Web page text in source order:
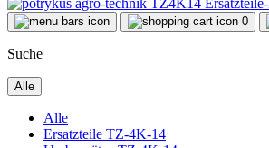
0
Suche
Alle
Alle
Ersatzteile TZ-4K-14